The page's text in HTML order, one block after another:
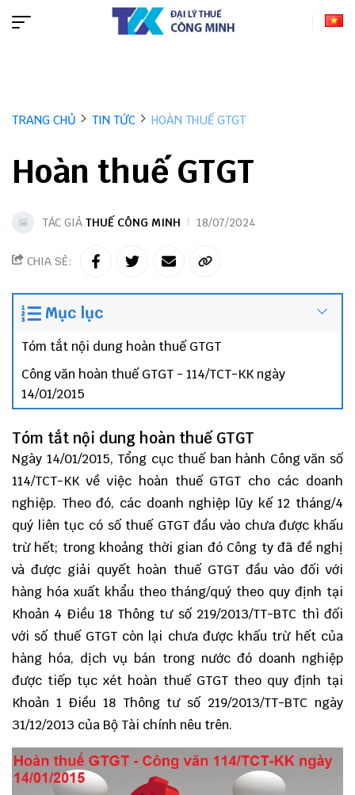
TRANG CHỦ TIN TỨC HOÀN THUẾ GTGT
Hoàn thuế GTGT
TÁC GIẢ THUẾ CÔNG MINH 18/07/2024
CHIA SẺ:
Mục lục
Tóm tắt nội dung hoàn thuế GTGT
Công văn hoàn thuế GTGT - 114/TCT-KK ngày
14/01/2015
Tóm tắt nội dung hoàn thuế GTGT
Ngày 14/01/2015, Tổng cục thuế ban hành Công văn số
114/TCT-KK về việc hoàn thuế GTGT cho các doanh
nghiệp. Theo đó, các doanh nghiệp lũy kế 12 tháng/4
quý liên tục có số thuế GTGT đầu vào chưa được khấu
trừ hết; trong khoảng thời gian đó Công ty đã đề nghị
và được giải quyết hoàn thuế GTGT đầu vào đối với
hàng hóa xuất khẩu theo tháng/quý theo quy định tại
Khoản 4 Điều 18 Thông tư số 219/2013/TT-BTC thì đối
với số thuế GTGT còn lại chưa được khấu trừ hết của
hàng hóa, dịch vụ bán trong nước đó doanh nghiệp
được tiếp tục xét hoàn thuế GTGT theo quy định tại
Khoản 1 Điều 18 Thông tư số 219/2013/TT-BTC ngày
31/12/2013 của Bộ Tài chính nêu trên.